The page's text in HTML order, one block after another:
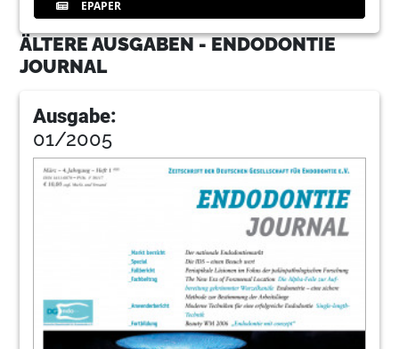
EPAPER
ÄLTERE AUSGABEN - ENDODONTIE
JOURNAL
Ausgabe:
01/2005